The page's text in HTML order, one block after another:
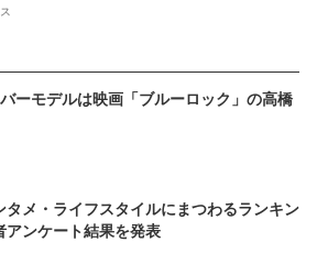
ーモデルは映画「ブルーロック」の高橋
タメ・ライフスタイルにまつわるランキン
アンケート結果を発表